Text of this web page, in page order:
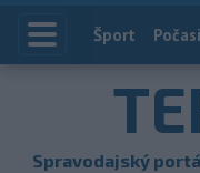
Index
Šport
Spravodajský